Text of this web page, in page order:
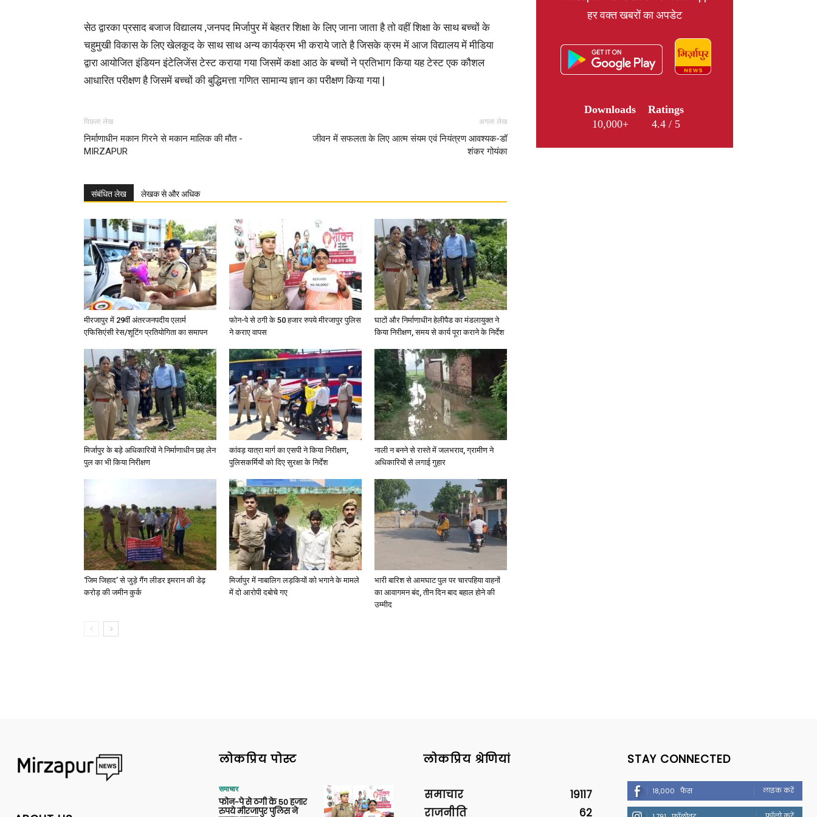
News,
Latest
News
in
Hindi,
Today
Hindi
सेठ द्वारका प्रसाद बजाज विद्यालय ,जनपद मिर्जापुर में बेहतर शिक्षा के लिए जाना जाता है तो वहीं शिक्षा के साथ बच्चों के
चहुमुखी विकास के लिए खेलकूद के साथ साथ अन्य कार्यक्रम भी कराये जाते है जिसके क्रम में आज विद्यालय में मीडिया
द्वारा आयोजित इंडियन इंटेलिजेंस टेस्ट कराया गया जिसमें कक्षा आठ के बच्चों ने प्रतिभाग किया यह टेस्ट एक कौशल
आधारित परीक्षण है जिसमें बच्चों की बुद्धिमत्ता गणित सामान्य ज्ञान का परीक्षण किया गया |
पिछला लेख
निर्माणाधीन मकान गिरने से मकान मालिक की मौत -
MIRZAPUR
अगला लेख
जीवन में सफलता के लिए आत्म संयम एवं नियंत्रण आवश्यक-डॉ
शंकर गोयंका
संबंधित लेख लेखक से और अधिक
मीरजापुर में 29वीं अंतरजनपदीय एलार्म
एफिसिएंसी रेस/शूटिंग प्रतियोगिता का समापन
फोन-पे से ठगी के 50 हजार रुपये मीरजापुर पुलिस
ने कराए वापस
घाटों और निर्माणाधीन हेलीपैड का मंडलायुक्त ने
किया निरीक्षण, समय से कार्य पूरा कराने के निर्देश
मिर्जापुर के बड़े अधिकारियों ने निर्माणाधीन छह लेन
पुल का भी किया निरीक्षण
कांवड़ यात्रा मार्ग का एसपी ने किया निरीक्षण,
पुलिसकर्मियों को दिए सुरक्षा के निर्देश
नाली न बनने से रास्ते में जलभराव, ग्रामीण ने
अधिकारियों से लगाई गुहार
‘जिम जिहाद’ से जुड़े गैंग लीडर इमरान की डेढ़
करोड़ की जमीन कुर्क
मिर्जापुर में नाबालिग लड़कियों को भगाने के मामले
में दो आरोपी दबोचे गए
भारी बारिश से आमघाट पुल पर चारपहिया वाहनों
का आवागमन बंद, तीन दिन बाद बहाल होने की
उम्मीद
हर वक्त खबरों का अपडेट
Downloads
10,000+
Ratings
4.4 / 5
लोकप्रिय पोस्ट
समाचार
फोन-पे से ठगी के 50 हजार
रुपये मीरजापुर पुलिस ने
लोकप्रिय श्रेणियां
समाचार
19117
राजनीति
62
STAY CONNECTED
18,000 फैंस लाइक करें